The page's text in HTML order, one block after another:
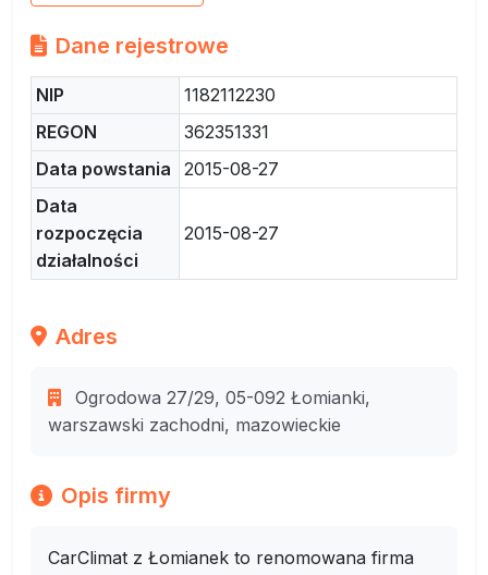
Dane rejestrowe
NIP
1182112230
REGON
362351331
Data powstania
2015-08-27
Data
rozpoczęcia
działalności
2015-08-27
Adres
Ogrodowa 27/29, 05-092 Łomianki,
warszawski zachodni, mazowieckie
Opis firmy
CarClimat z Łomianek to renomowana firma